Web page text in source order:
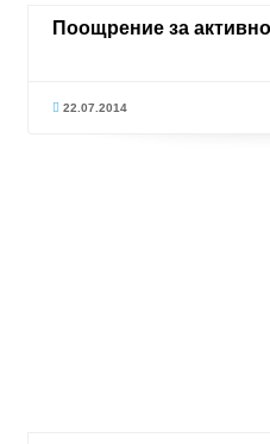
Поощрение за
22.07.2014